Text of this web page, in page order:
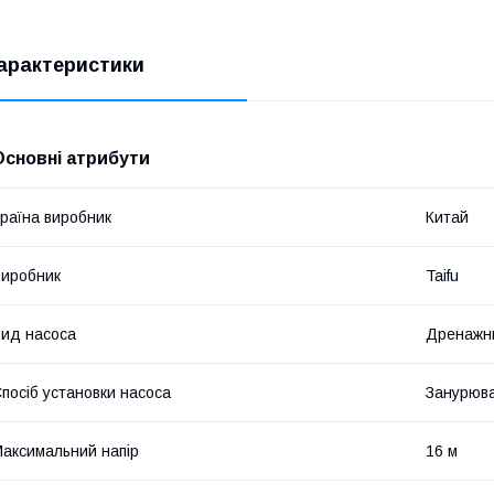
атрибути
виробник Китай
Taifu
насоса
установки насоса
напір 16 м